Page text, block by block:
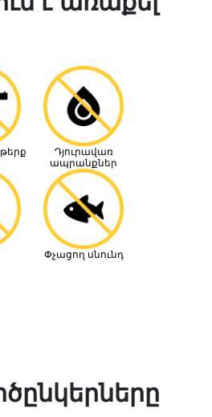
Դյուրավառ
ապրանքներ
Փչացող սնունդ